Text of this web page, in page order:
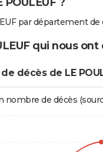
par département de
qui nous
décès de LE
nombre de décès